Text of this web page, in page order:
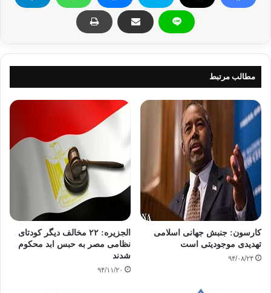
در
نظر فرزندانتان به حساب نمي آيد. آيا شما به قول هايتان پايبند هستيد؟ وقتي
دهيد؟
اخيراً پسر بزرگم ليستي از اعتبارنامه هايم
را پيش رويم قرار داد و گفت: «مي دوني، اينها خيلي خوب هستند ولي براي من
ارزش
چنداني ندارند. آنچه برايم بسيار حائز اهميت است، اين است كه پدرم در زندگي
شخصي
هماني باشد كه در منظر عموم هست.» اين تلنگري بود كه در رفتارم ثبات
بيشتري داشته
باشم.
3 – چه زماني را صرف كودكان مي كنيد.
تقويم ها دروغ نمي گويند. مهم نيست ما چه مي
گوييم، بچه ها مي دانند كه ما وقت خود را براي كارها و يا افرادي صرف مي كنيم
برايمان بسيار مهم هستند. طوري برنامه ريزي كنيد كه زماني را با فرزندانتان
مطالب مرتبط
کارسون: جنبش جهانی اسلامی
تهدیدی موجودیتی است
۹۴/۰۸/۲۴
الجزیره: ۲۲ مخالف دیگر کودتای
نظامی مصر به حبس ابد محکوم
شدند
۹۴/۱۱/۲۰